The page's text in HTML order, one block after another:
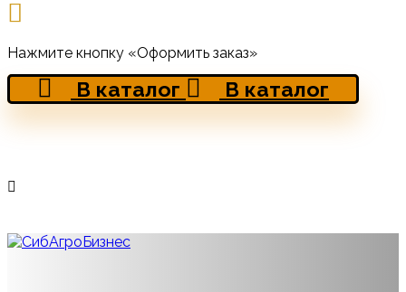
Нажмите кнопку «Оформить заказ»
В каталог В каталог